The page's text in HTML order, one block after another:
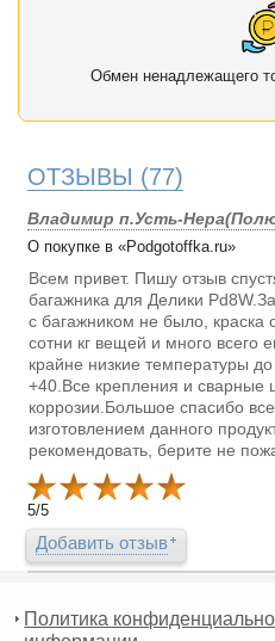
Обмен ненадлежащего
ОТЗЫВЫ (77)
Владимир п.Усть-
О покупке в «Podgotoffka.ru»
Всем привет. Пишу отзыв
багажника для Делики
с багажником не было, краска
сотни кг вещей и много всего
крайне низкие температуры
+40.Все крепления и сварные
коррозии.Большое спасибо
изготовлением данного
рекомендовать, берите не
5/5
Добавить отзыв
Политика